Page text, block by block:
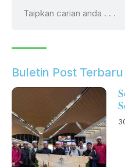
Buletin Post Terbaru